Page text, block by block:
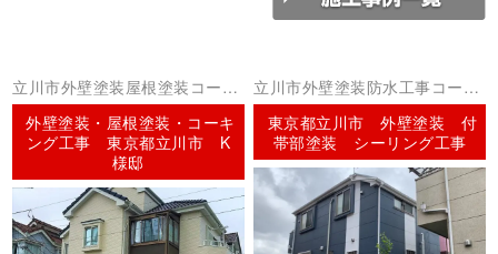
立川市外壁塗装屋根塗装コーキ
ング（シーリング）
外壁塗装・屋根塗装・コーキ
ング工事 東京都立川市 K
様邸
立川市外壁塗装防水工事コーキ
ング（シーリング）
東京都立川市 外壁塗装 付
帯部塗装 シーリング工事